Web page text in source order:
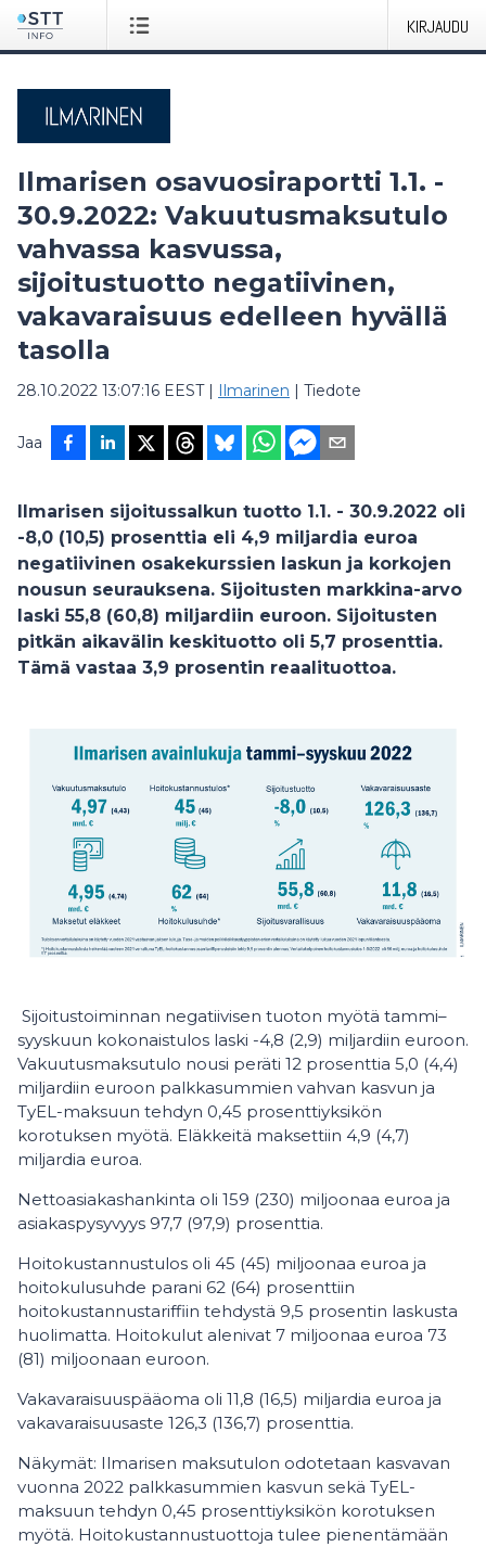
KIRJAUDU
Ilmarisen osavuosiraportti 1.1. -
30.9.2022: Vakuutusmaksutulo
vahvassa kasvussa,
sijoitustuotto negatiivinen,
vakavaraisuus edelleen hyvällä
tasolla
28.10.2022 13:07:16 EEST| Ilmarinen | Tiedote
Jaa
Ilmarisen sijoitussalkun tuotto 1.1. - 30.9.2022 oli
-8,0 (10,5) prosenttia eli 4,9 miljardia euroa
negatiivinen osakekurssien laskun ja korkojen
nousun seurauksena. Sijoitusten markkina-arvo
laski 55,8 (60,8) miljardiin euroon. Sijoitusten
pitkän aikavälin keskituotto oli 5,7 prosenttia.
Tämä vastaa 3,9 prosentin reaalituottoa.
Sijoitustoiminnan negatiivisen tuoton myötä tammi–
syyskuun kokonaistulos laski -4,8 (2,9) miljardiin euroon.
Vakuutusmaksutulo nousi peräti 12 prosenttia 5,0 (4,4)
miljardiin euroon palkkasummien vahvan kasvun ja
TyEL-maksuun tehdyn 0,45 prosenttiyksikön
korotuksen myötä. Eläkkeitä maksettiin 4,9 (4,7)
miljardia euroa.
Nettoasiakashankinta oli 159 (230) miljoonaa euroa ja
asiakaspysyvyys 97,7 (97,9) prosenttia.
Hoitokustannustulos oli 45 (45) miljoonaa euroa ja
hoitokulusuhde parani 62 (64) prosenttiin
hoitokustannustariffiin tehdystä 9,5 prosentin laskusta
huolimatta. Hoitokulut alenivat 7 miljoonaa euroa 73
(81) miljoonaan euroon.
Vakavaraisuuspääoma oli 11,8 (16,5) miljardia euroa ja
vakavaraisuusaste 126,3 (136,7) prosenttia.
Näkymät: Ilmarisen maksutulon odotetaan kasvavan
vuonna 2022 palkkasummien kasvun sekä TyEL-
maksuun tehdyn 0,45 prosenttiyksikön korotuksen
myötä. Hoitokustannustuottoja tulee pienentämään